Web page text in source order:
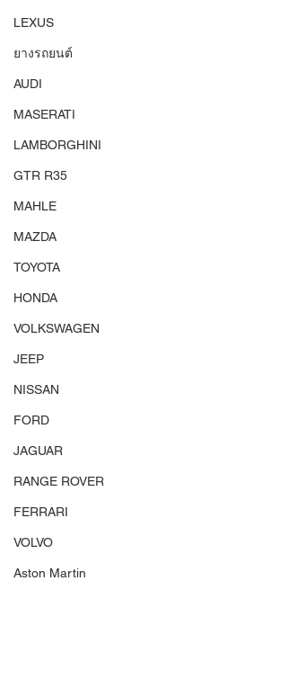
LEXUS
ยางรถยนต์
AUDI
MASERATI
LAMBORGHINI
GTR R35
MAHLE
MAZDA
TOYOTA
HONDA
VOLKSWAGEN
JEEP
NISSAN
FORD
JAGUAR
RANGE ROVER
FERRARI
VOLVO
Aston Martin